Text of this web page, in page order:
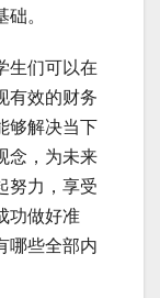
。
生们可以在
有效的财务
够解决当下
念，为未来
努力，享受
功做好准
哪些全部内